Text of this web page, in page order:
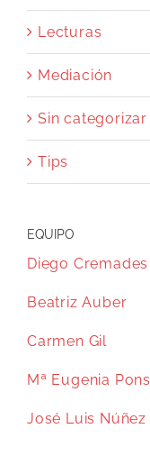
Lecturas
Mediación
Sin categorizar
Tips
EQUIPO
Diego Cremades
Beatriz Auber
Carmen Gil
Mª Eugenia Pons
José Luis Núñez